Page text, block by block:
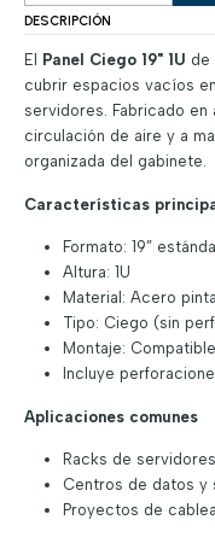
DESCRIPCIÓN
El Panel Ciego 19" 1U de
cubrir espacios vacíos
servidores. Fabricado en
circulación de aire y a
organizada del gabinete.
Características
Formato: 19”
Altura: 1U
Material: Acero
Tipo: Ciego (sin
Montaje:
Incluye
Aplicaciones comunes
Racks de
Centros de datos y
Proyectos de